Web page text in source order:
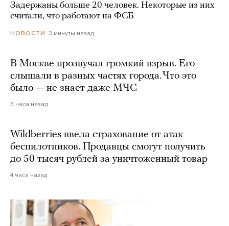
Задержаны больше 20 человек. Некоторые из них
считали, что работают на ФСБ
НОВОСТИ 3 минуты назад
В Москве прозвучал громкий взрыв. Его
слышали в разных частях города. Что это
было — не знает даже МЧС
3 часа назад
Wildberries ввела страхование от атак
беспилотников. Продавцы смогут получить
до 50 тысяч рублей за уничтоженный товар
4 часа назад